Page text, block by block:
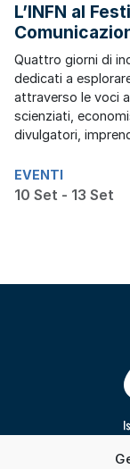
L’INFN al
Quattro giorni di
dedicati a
attraverso le voci
scienziati,
divulgatori,
EVENTI
10 Set - 13 Set